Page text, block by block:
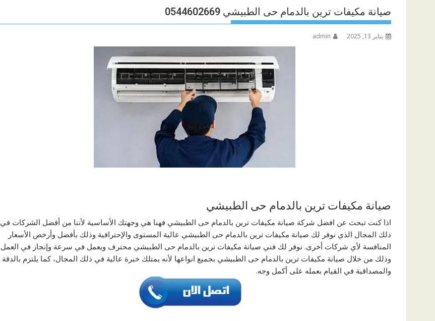
صيانة مكيفات ترين بالدمام حى الطبيشي 0544602669
يناير 13, 2025 admin
صيانة مكيفات ترين بالدمام حى الطبيشي
اذا كنت تبحث عن افضل شركة صيانة مكيفات ترين بالدمام حى الطبيشي فهنا هي وجهتك الأساسية لأننا من أفضل الشركات في
ذلك المجال الذي نوفر لك صيانة مكيفات ترين بالدمام حى الطبيشي عالية المستوى والإحترافية وذلك بأفضل وأرخص الأسعار
المنافسة لأي شركات أخرى. نوفر لك فني صيانة مكيفات ترين بالدمام حى الطبيشي محترف ويعمل في سرعة وإنجاز في العمل
وذلك من خلال صيانة مكيفات ترين بالدمام حى الطبيشي بجميع انواعها لأنه يمتلك خبرة عالية في ذلك المجال، كما يلتزم بالدقة
والمصداقية في القيام بعمله على أكمل وجه.